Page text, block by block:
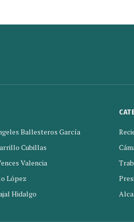
Ballesteros García
Cubillas
Valencia
López
Hidalgo